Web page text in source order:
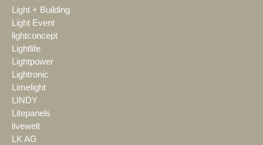
Light + Building
Light Event
lightconcept
Lightlife
Lightpower
Lightronic
Limelight
LINDY
Litepanels
livewelt
LK AG